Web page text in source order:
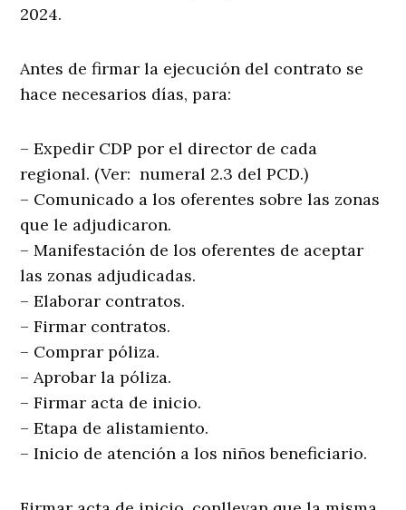
2024.
Antes de firmar la ejecución del contrato se
hace necesarios días, para:
– Expedir CDP por el director de cada
regional. (Ver: numeral 2.3 del PCD.)
– Comunicado a los oferentes sobre las zonas
que le adjudicaron.
– Manifestación de los oferentes de aceptar
las zonas adjudicadas.
– Elaborar contratos.
– Firmar contratos.
– Comprar póliza.
– Aprobar la póliza.
– Firmar acta de inicio.
– Etapa de alistamiento.
– Inicio de atención a los niños beneficiario.